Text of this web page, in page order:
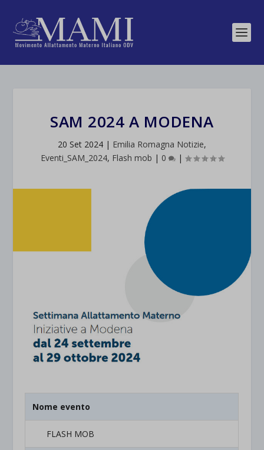
SAM 2024 A MODENA
20 Set 2024 | Emilia Romagna Notizie,
Eventi_SAM_2024, Flash mob | 0 |
Nome evento
FLASH MOB